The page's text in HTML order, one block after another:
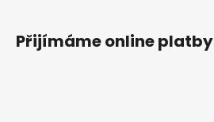
Přijímáme online platby